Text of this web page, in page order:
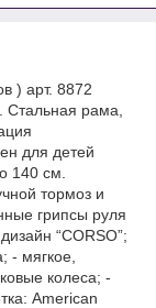
) арт. 8872
Стальная рама,
для детей
140 см.
тормоз и
грипсы руля
“CORSO”;
- мягкое,
колеса; -
American